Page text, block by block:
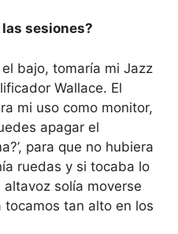
sesiones?
bajo, tomaría mi Jazz
Wallace. El
mi uso como monitor,
apagar el
para que no hubiera
ruedas y si tocaba lo
solía moverse
tocamos tan alto en los